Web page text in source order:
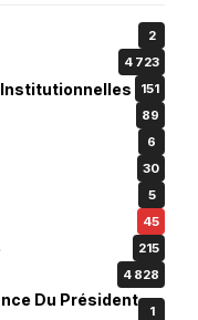
2
4 723
151
89
6
30
5
45
215
4 828
Du Président
1